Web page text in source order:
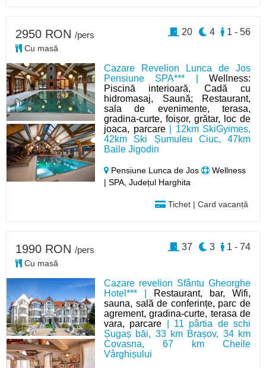
Cazare Revelion Lunca de Jos
Pensiune SPA*** | Wellness:
Piscină interioară, Cadă cu
hidromasaj, Saună; Restaurant,
sala de evenimente, terasa,
gradina-curte, foișor, grătar, loc de
joaca, parcare| 12km SkiGyimes,
42km Ski Șumuleu Ciuc, 47km
Baile Jigodin
Pensiune Lunca de Jos
Wellness
| SPA, Județul Harghita
Tichet | Card vacanță
2950 RON /pers
Cu masă
1 - 56
4
20
Cazare revelion Sfântu Gheorghe
Hotel*** |
Restaurant, bar, Wifi,
sauna, sală de conferințe, parc de
agrement, gradina-curte, terasa de
vara, parcare | 11 pârtia de schi
Șugaș băi, 33 km Brașov, 34 km
Covasna, 67 km Cheile
Vârghișului
1990 RON /pers
Cu masă
1 - 74
3
37